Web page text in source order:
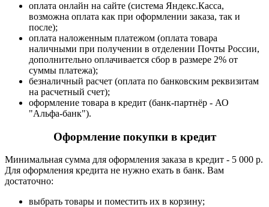
оплата онлайн на сайте (система Яндекс.Касса,
возможна оплата как при оформлении заказа, так и
после);
оплата наложенным платежом (оплата товара
наличными при получении в отделении Почты России,
дополнительно оплачивается сбор в размере 2% от
суммы платежа);
безналичный расчет (оплата по банковским реквизитам
на расчетный счет);
оформление товара в кредит (банк-партнёр - АО
"Альфа-банк").
Оформление покупки в кредит
Минимальная сумма для оформления заказа в кредит - 5 000 р.
Для оформления кредита не нужно ехать в банк. Вам
достаточно:
выбрать товары и поместить их в корзину;